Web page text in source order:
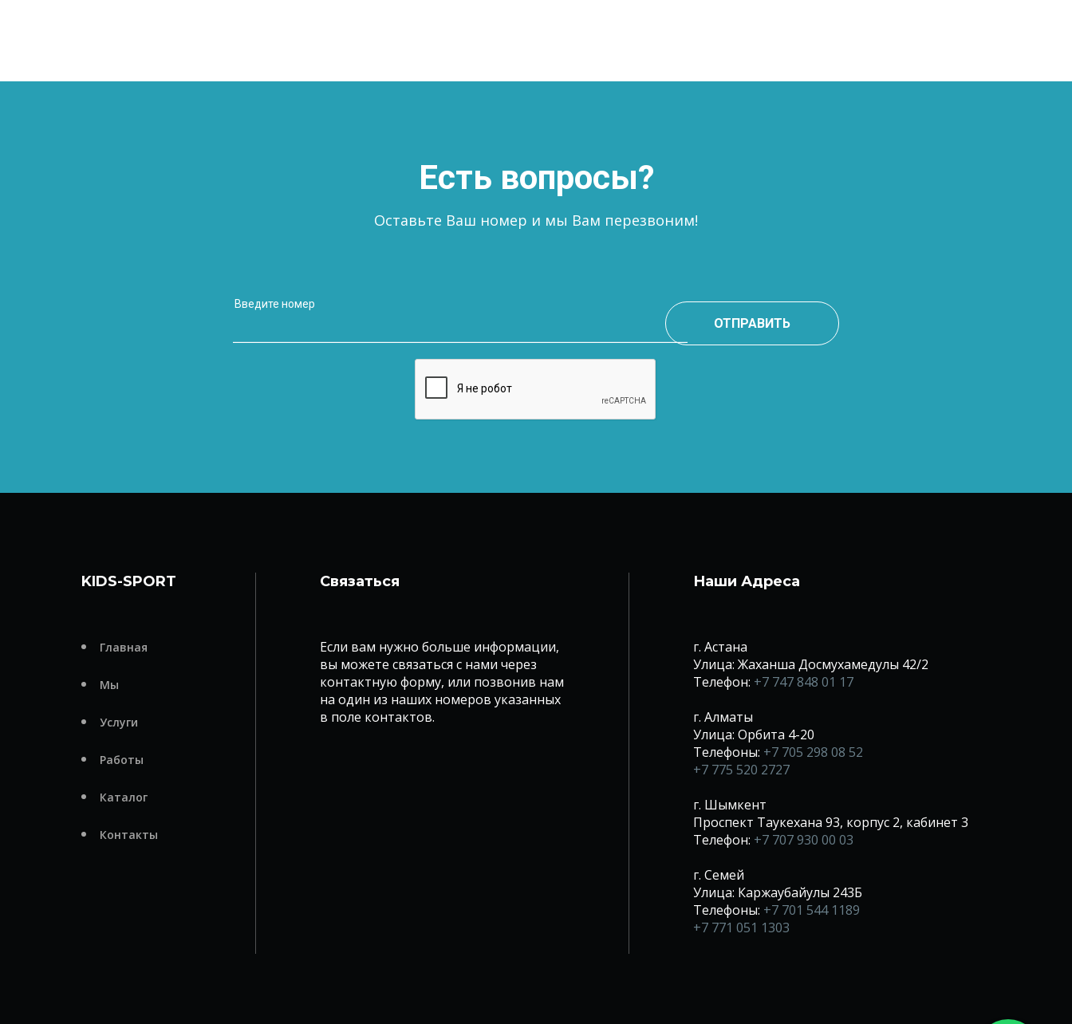
Есть вопросы?
Оставьте Ваш номер и мы Вам перезвоним!
ОТПРАВИТЬ
KIDS-SPORT
Главная
Мы
Услуги
Работы
Каталог
Контакты
Связаться
Если вам нужно больше информации,
вы можете связаться с нами через
контактную форму, или позвонив нам
на один из наших номеров указанных
в поле контактов.
Наши Адреса
г. Астана
Улица: Жаханша Досмухамедулы 42/2
Телефон: +7 747 848 01 17
г. Алматы
Улица: Орбита 4-20
Телефоны: +7 705 298 08 52
+7 775 520 2727
г. Шымкент
Проспект Таукехана 93, корпус 2, кабинет 3
Телефон: +7 707 930 00 03
г. Семей
Улица: Каржаубайулы 243Б
Телефоны: +7 701 544 1189
+7 771 051 1303